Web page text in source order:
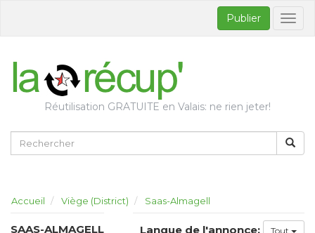
Publier
Réutilisation GRATUITE en Valais: ne rien jeter!
Accueil Viège (District) Saas-Almagell
SAAS-ALMAGELL Langue de l'annonce: Tout